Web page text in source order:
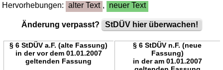
Hervorhebungen: alter Text , neuer Text
Änderung verpasst? StDÜV hier überwachen!
§ 6 StDÜV a.F. (alte Fassung)
in der vor dem 01.01.2007
geltenden Fassung
§ 6 StDÜV n.F. (neue
Fassung)
in der am 01.01.2007